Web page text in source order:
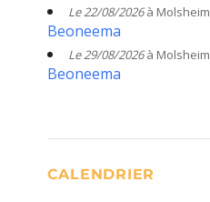
Le 22/08/2026à Molsheim
Beoneema
Le 29/08/2026à Molsheim
Beoneema
CALENDRIER